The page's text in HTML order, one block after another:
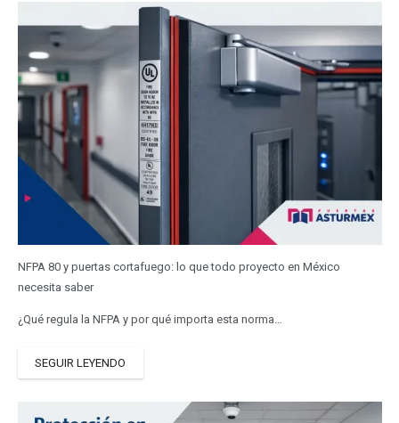
NFPA 80 y puertas cortafuego: lo que todo proyecto en México
necesita saber
¿Qué regula la NFPA y por qué importa esta norma…
SEGUIR LEYENDO